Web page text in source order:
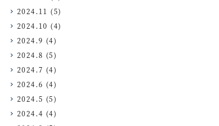
2024.11 (5)
2024.10 (4)
2024.9 (4)
2024.8 (5)
2024.7 (4)
2024.6 (4)
2024.5 (5)
2024.4 (4)